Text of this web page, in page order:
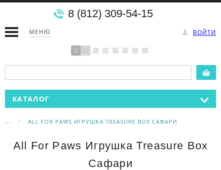
МЕНЮ ВОЙТИ
8 (812) 309-54-15
КАТАЛОГ
... ALL FOR PAWS ИГРУШКА TREASURE BOX САФАРИ
All For Paws Игрушка Treasure Box
Сафари